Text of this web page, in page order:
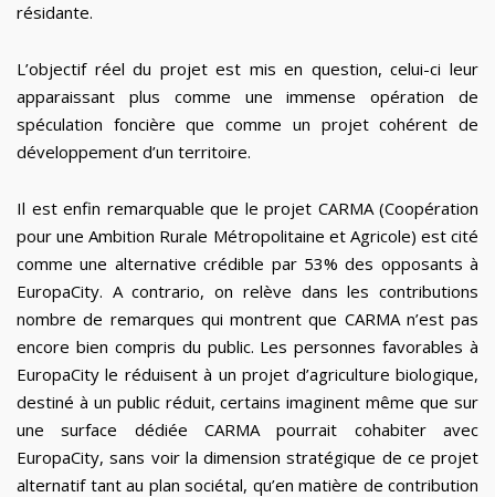
résidante.
L’objectif réel du projet est mis en question, celui-ci leur
apparaissant plus comme une immense opération de
spéculation foncière que comme un projet cohérent de
développement d’un territoire.
Il est enfin remarquable que le projet CARMA (Coopération
pour une Ambition Rurale Métropolitaine et Agricole) est cité
comme une alternative crédible par 53% des opposants à
EuropaCity. A contrario, on relève dans les contributions
nombre de remarques qui montrent que CARMA n’est pas
encore bien compris du public. Les personnes favorables à
EuropaCity le réduisent à un projet d’agriculture biologique,
destiné à un public réduit, certains imaginent même que sur
une surface dédiée CARMA pourrait cohabiter avec
EuropaCity, sans voir la dimension stratégique de ce projet
alternatif tant au plan sociétal, qu’en matière de contribution